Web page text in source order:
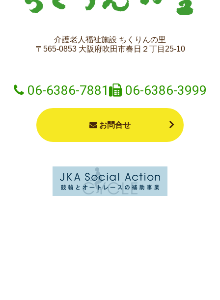
介護老人福祉施設 ちくりんの里
〒565-0853 大阪府吹田市春日２丁目25-10
06-6386-7881 06-6386-3999
お問合せ